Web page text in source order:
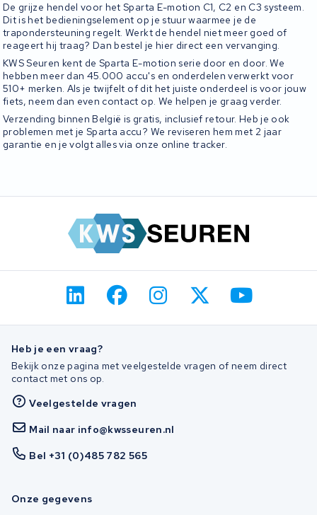
De grijze hendel voor het Sparta E-motion C1, C2 en C3 systeem.
Dit is het bedieningselement op je stuur waarmee je de
trapondersteuning regelt. Werkt de hendel niet meer goed of
reageert hij traag? Dan bestel je hier direct een vervanging.
KWS Seuren kent de Sparta E-motion serie door en door. We
hebben meer dan 45.000 accu's en onderdelen verwerkt voor
510+ merken. Als je twijfelt of dit het juiste onderdeel is voor jouw
fiets, neem dan even contact op. We helpen je graag verder.
Verzending binnen België is gratis, inclusief retour. Heb je ook
problemen met je Sparta accu? We reviseren hem met 2 jaar
garantie en je volgt alles via onze online tracker.
Heb je een vraag?
Bekijk onze pagina met veelgestelde vragen of neem direct
contact met ons op.
Veelgestelde vragen
Mail naar info@kwsseuren.nl
Bel +31 (0)485 782 565
Onze gegevens